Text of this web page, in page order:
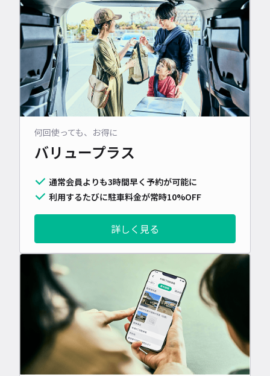
何回使っても、お得に
バリュープラス
通常会員よりも3時間早く予約が可能に
利用するたびに駐車料金が常時10%OFF
詳しく見る